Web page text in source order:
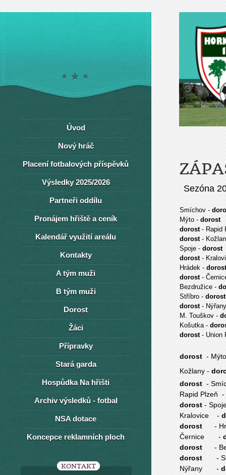
Sezóna
Smíchov -
Mýto - dorost
dorost - Rapid
dorost -
Spoje - dorost
dorost -
Hrádek - dorost
dorost -
Bezdružice -
Stříbro - dorost
dorost - Nýřany
M. Touškov -
Košutka -
dorost - Union
dorost -
Kožlany -
dorost -
Rapid Plzeň -
dorost -
Kralovice -
dorost -
Černice -
dorost -
dorost -
Nýřany -
Úvod
Nový hráč
Placení fotbalových příspěvků
Výsledky 2025/2026
Partneři oddílu
Pronájem hřiště a ceník
Kalendář využití areálu
Kontakty
A tým muži
B tým muži
Dorost
Žáci
Přípravky
Stará garda
Hospůdka Na hřišti
Archiv výsledků - fotbal
NSA dotace
Koncepce reklamních ploch
KONTAKT